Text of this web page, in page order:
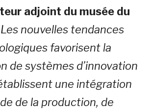
adjoint du musée du
Les nouvelles tendances
favorisent la
de systèmes d’innovation
une intégration
de la production, de